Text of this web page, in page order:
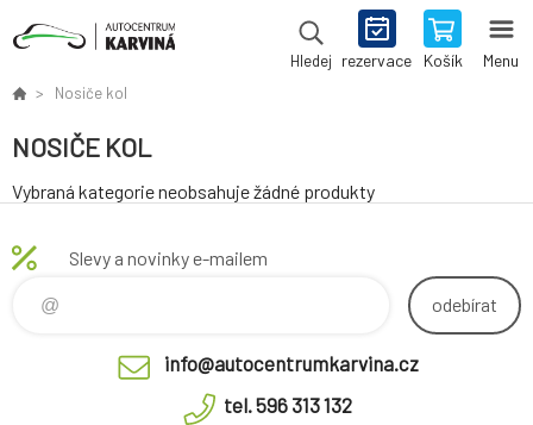
Hledej rezervace Košík Menu
Nosiče kol
NOSIČE KOL
Vybraná kategorie neobsahuje žádné produkty
Slevy a novinky e-mailem
odebírat
info@autocentrumkarvina.cz
tel. 596 313 132